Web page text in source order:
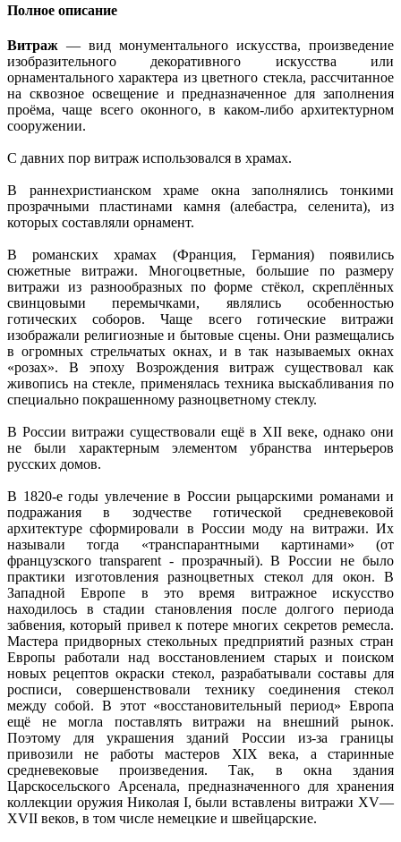
Полное описание
Витраж — вид монументального искусства, произведение
изобразительного декоративного искусства или
орнаментального характера из цветного стекла, рассчитанное
на сквозное освещение и предназначенное для заполнения
проёма, чаще всего оконного, в каком-либо архитектурном
сооружении.
С давних пор витраж использовался в храмах.
В раннехристианском храме окна заполнялись тонкими
прозрачными пластинами камня (алебастра, селенита), из
которых составляли орнамент.
В романских храмах (Франция, Германия) появились
сюжетные витражи. Многоцветные, большие по размеру
витражи из разнообразных по форме стёкол, скреплённых
свинцовыми перемычками, являлись особенностью
готических соборов. Чаще всего готические витражи
изображали религиозные и бытовые сцены. Они размещались
в огромных стрельчатых окнах, и в так называемых окнах
«розах». В эпоху Возрождения витраж существовал как
живопись на стекле, применялась техника выскабливания по
специально покрашенному разноцветному стеклу.
В России витражи существовали ещё в XII веке, однако они
не были характерным элементом убранства интерьеров
русских домов.
В 1820-е годы увлечение в России рыцарскими романами и
подражания в зодчестве готической средневековой
архитектуре сформировали в России моду на витражи. Их
называли тогда «транспарантными картинами» (от
французского transparent - прозрачный). В России не было
практики изготовления разноцветных стекол для окон. В
Западной Европе в это время витражное искусство
находилось в стадии становления после долгого периода
забвения, который привел к потере многих секретов ремесла.
Мастера придворных стекольных предприятий разных стран
Европы работали над восстановлением старых и поиском
новых рецептов окраски стекол, разрабатывали составы для
росписи, совершенствовали технику соединения стекол
между собой. В этот «восстановительный период» Европа
ещё не могла поставлять витражи на внешний рынок.
Поэтому для украшения зданий России из-за границы
привозили не работы мастеров XIX века, а старинные
средневековые произведения. Так, в окна здания
Царскосельского Арсенала, предназначенного для хранения
коллекции оружия Николая I, были вставлены витражи XV—
XVII веков, в том числе немецкие и швейцарские.